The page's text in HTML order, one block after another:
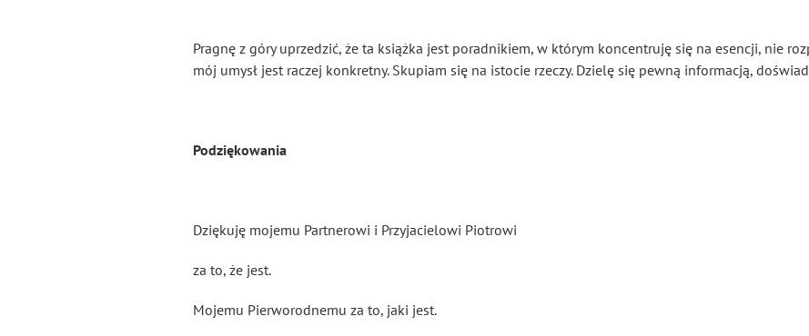
Pragnę z góry uprzedzić, że ta książka jest poradnikiem, w którym koncentruję się na esencji, nie
mój umysł jest raczej konkretny. Skupiam się na istocie rzeczy. Dzielę się pewną informacją,
Podziękowania
Dziękuję mojemu Partnerowi i Przyjacielowi Piotrowi
za to, że jest.
Mojemu Pierworodnemu za to, jaki jest.